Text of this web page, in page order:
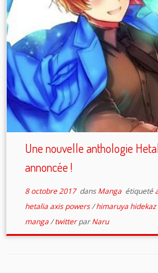
Une nouvelle anthologie
annoncée !
8 octobre 2017dansManga étiqueté
hetalia axis powers/himaruya hidekaz
manga/twitterparNaru